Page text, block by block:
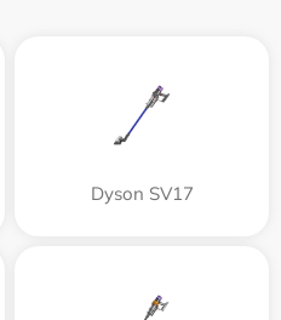
Dyson SV17